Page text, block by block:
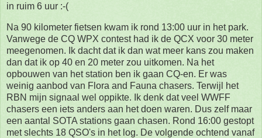
in ruim 6 uur :-(
Na 90 kilometer fietsen kwam ik rond 13:00 uur in het park.
Vanwege de CQ WPX contest had ik de QCX voor 30 meter
meegenomen. Ik dacht dat ik dan wat meer kans zou maken
dan dat ik op 40 en 20 meter zou uitkomen. Na het
opbouwen van het station ben ik gaan CQ-en. Er was
weinig aanbod van Flora and Fauna chasers. Terwijl het
RBN mijn signaal wel oppikte. Ik denk dat veel WWFF
chasers een iets anders aan het doen waren. Dus zelf maar
een aantal SOTA stations gaan chasen. Rond 16:00 gestopt
met slechts 18 QSO's in het log. De volgende ochtend vanaf